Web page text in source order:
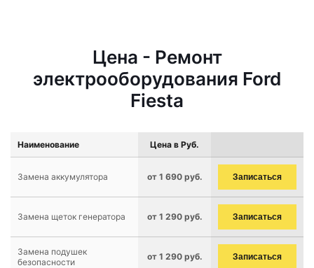
Цена - Ремонт
электрооборудования Ford
Fiesta
Наименование Цена в Руб.
Замена аккумулятора от 1 690 руб. Записаться
Замена щеток генератора от 1 290 руб. Записаться
Замена подушек
безопасности
от 1 290 руб. Записаться